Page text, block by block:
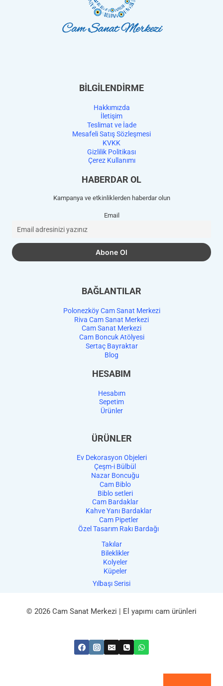
BİLGİLENDİRME
Hakkımızda
İletişim
Teslimat ve İade
Mesafeli Satış Sözleşmesi
KVKK
Gizlilik Politikası
Çerez Kullanımı
HABERDAR OL
Kampanya ve etkinliklerden haberdar olun
Email
BAĞLANTILAR
Polonezköy Cam Sanat Merkezi
Riva Cam Sanat Merkezi
Cam Sanat Merkezi
Cam Boncuk Atölyesi
Sertaç Bayraktar
Blog
HESABIM
Hesabım
Sepetim
Ürünler
ÜRÜNLER
Ev Dekorasyon Objeleri
Çeşm-i Bülbül
Nazar Boncuğu
Cam Biblo
Biblo setleri
Cam Bardaklar
Kahve Yanı Bardaklar
Cam Pipetler
Özel Tasarım Rakı Bardağı
Takılar
Bileklikler
Kolyeler
Küpeler
Yılbaşı Serisi
© 2026 Cam Sanat Merkezi | El yapımı cam ürünleri